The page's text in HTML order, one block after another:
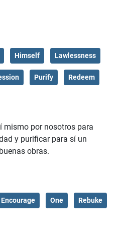
Himself Lawlessness
Purify Redeem
mismo por nosotros para
y purificar para sí un
obras.
Encourage One Rebuke